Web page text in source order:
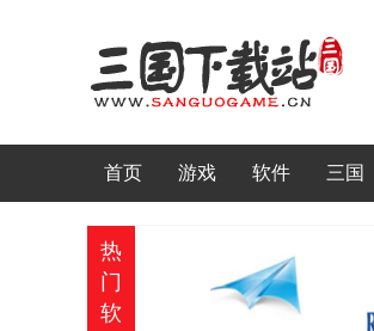
首页 游戏 软件 三国
热
门
软